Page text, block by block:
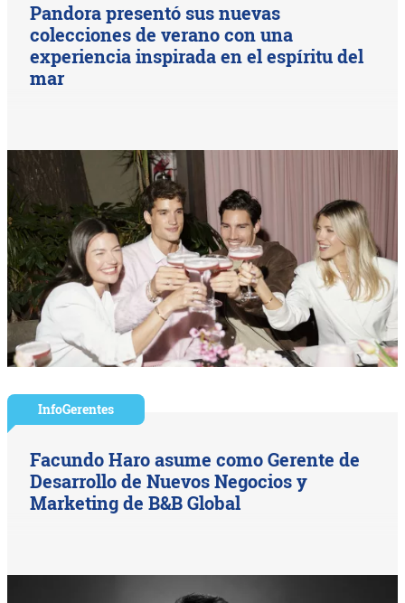
Pandora presentó sus nuevas
colecciones de verano con una
experiencia inspirada en el espíritu del
mar
InfoGerentes
Facundo Haro asume como Gerente de
Desarrollo de Nuevos Negocios y
Marketing de B&B Global